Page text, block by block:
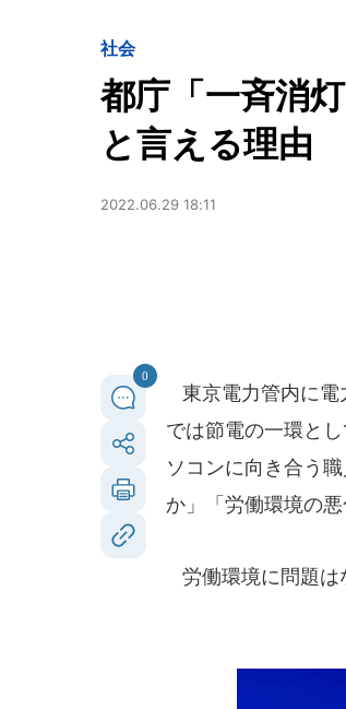
社会
都庁「一斉消
と言える理由
2022.06.29 18:11
0
東京電力管内に電
では節電の一環と
ソコンに向き合う
か」「労働環境の
労働環境に問題は